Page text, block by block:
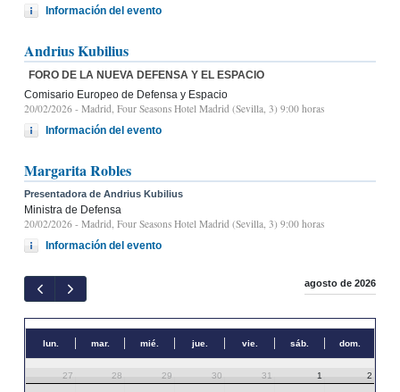
Información del evento
Andrius Kubilius
FORO DE LA NUEVA DEFENSA Y EL ESPACIO
Comisario Europeo de Defensa y Espacio
20/02/2026 - Madrid, Four Seasons Hotel Madrid (Sevilla, 3) 9:00 horas
Información del evento
Margarita Robles
Presentadora de Andrius Kubilius
Ministra de Defensa
20/02/2026 - Madrid, Four Seasons Hotel Madrid (Sevilla, 3) 9:00 horas
Información del evento
agosto de 2026
lun. mar. mié. jue. vie. sáb. dom.
27 28 29 30 31 1 2